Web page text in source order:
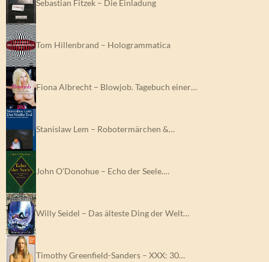
Sebastian Fitzek – Die Einladung
Tom Hillenbrand – Hologrammatica
Fiona Albrecht – Blowjob. Tagebuch einer…
Stanislaw Lem – Robotermärchen &…
John O’Donohue – Echo der Seele.…
Willy Seidel – Das älteste Ding der Welt…
Timothy Greenfield-Sanders – XXX: 30…